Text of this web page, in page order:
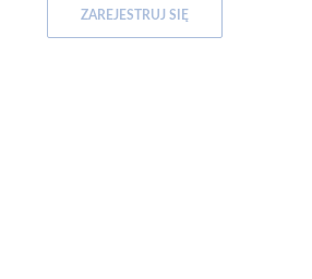
ZAREJESTRUJ SIĘ